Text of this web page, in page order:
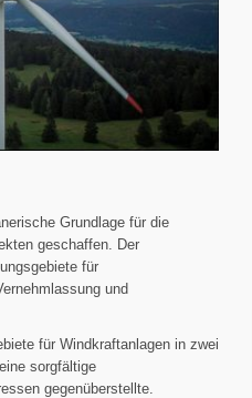
Grundlage für die
geschaffen. Der
für
und
für Windkraftanlagen in zwei
sorgfältige
gegenüberstellte.